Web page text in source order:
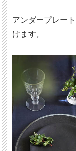
アンダープレー
けます。